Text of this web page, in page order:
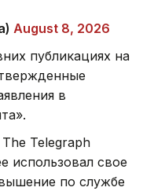
August 8, 2026
публикациях на
в
Telegraph
использовал свое
по службе